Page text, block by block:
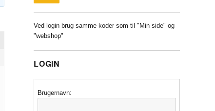
Ved login brug samme koder som til "Min side" og
"webshop"
LOGIN
Brugernavn: